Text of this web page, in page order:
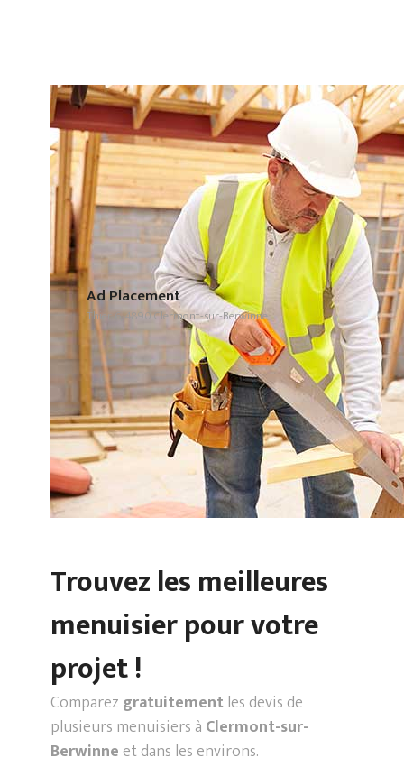
Ad Placement
Thier 6, 4890 Clermont-sur-Berwinne
Trouvez les meilleures
menuisier pour votre
projet !
Comparez gratuitementles devis de
plusieurs menuisiers à Clermont-sur-
Berwinneet dans les environs.